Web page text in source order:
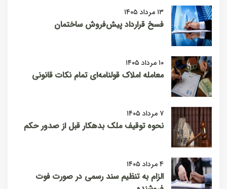
۱۳ مرداد ۱۴۰۵
فسخ قرارداد پیش‌فروش ساختمان
۱۰ مرداد ۱۴۰۵
معامله املاک قولنامه‌ای تمام نکات قانونی
۷ مرداد ۱۴۰۵
نحوه توقیف ملک بدهکار قبل از صدور حکم
۴ مرداد ۱۴۰۵
الزام به تنظیم سند رسمی در صورت فوت